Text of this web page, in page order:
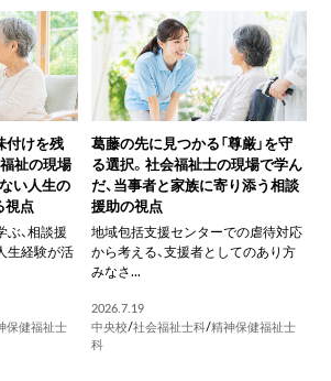
付けを残
祉の現場
い人生の
視点
、相談援
生経験が活
保健福祉士
葛藤の先に見つかる「尊厳」を守
る選択。社会福祉士の現場で学ん
だ、当事者と家族に寄り添う相談
援助の視点
地域包括支援センターでの虐待対応
から考える、支援者としてのあり方
みなさ...
2026.7.19
中央校/社会福祉士科/精神保健福祉士
科